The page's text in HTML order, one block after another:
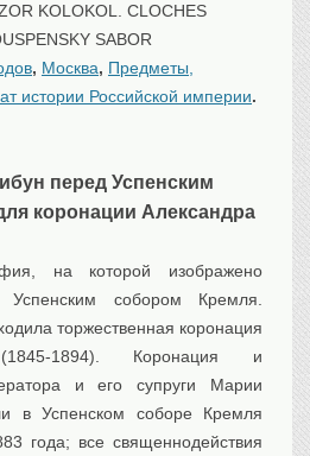
KOLOKOL. CLOCHES
SABOR
, Москва, Предметы,
истории Российской империи.
перед Успенским
коронации Александра
на которой изображено
Успенским собором Кремля.
торжественная коронация
1894). Коронация и
и его супруги Марии
в Успенском соборе Кремля
года; все священнодействия